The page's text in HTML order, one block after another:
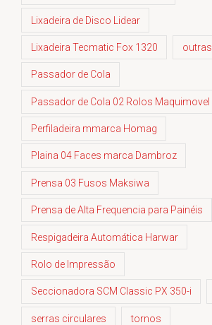
Lixadeira de Disco Lidear
Lixadeira Tecmatic Fox 1320 outras
Passador de Cola
Passador de Cola 02 Rolos Maquimovel
Perfiladeira mmarca Homag
Plaina 04 Faces marca Dambroz
Prensa 03 Fusos Maksiwa
Prensa de Alta Frequencia para Painéis
Respigadeira Automática Harwar
Rolo de Impressão
Seccionadora SCM Classic PX 350-i
serras circulares tornos